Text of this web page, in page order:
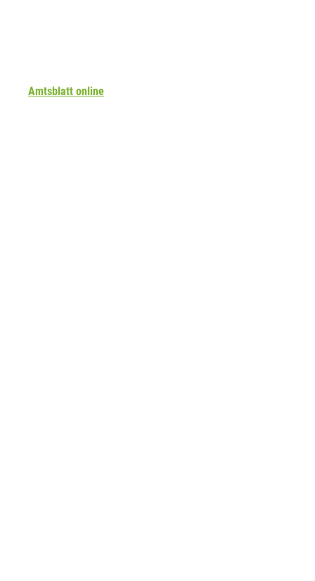
Amtsblatt online